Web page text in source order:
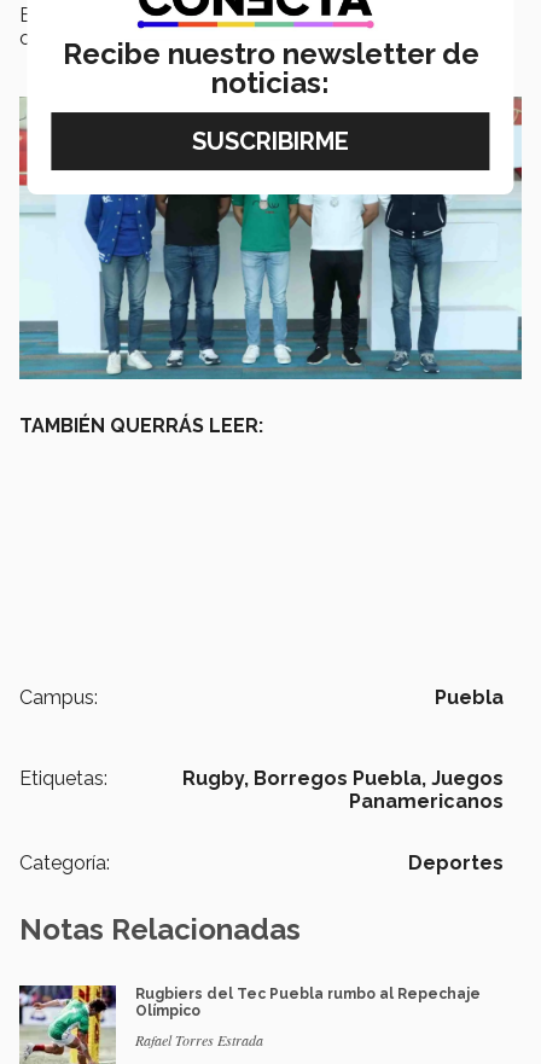
Estadio Municipal de la Pintana. Un día después se
celebrará la premiación en el mismo recinto.
TAMBIÉN QUERRÁS LEER:
Campus: Puebla
Etiquetas: Rugby, Borregos Puebla, Juegos
Panamericanos
Categoría: Deportes
Notas Relacionadas
Rugbiers del Tec Puebla rumbo al Repechaje
Olímpico
Rafael Torres Estrada
Recibe nuestro newsletter de
noticias: